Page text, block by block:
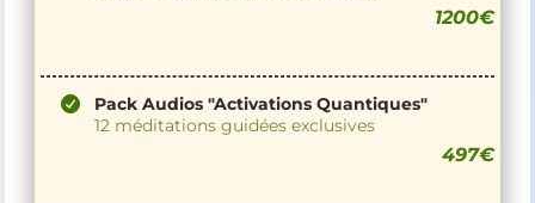
1200€
Pack Audios "Activations Quantiques"
12 méditations guidées exclusives
497€